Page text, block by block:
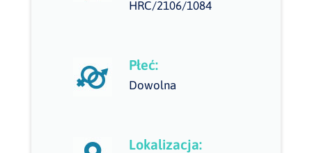
HRC/2106/1084
Płeć:
Dowolna
Lokalizacja: